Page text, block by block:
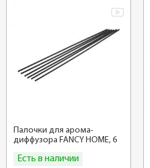
Палочки для арома-
диффузора FANCY HOME, 6
Есть в наличии